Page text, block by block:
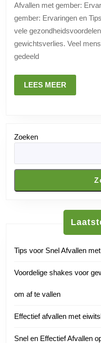
Afvallen met gember:
gember: Ervaringen en
vele
gewichtsverlies. Veel
gedeeld
LEES MEER
MEER
Zoeken
Tips voor Snel Afvallen
Voordelige shakes voor
om af te vallen
Effectief afvallen met
Snel en Effectief Afvallen